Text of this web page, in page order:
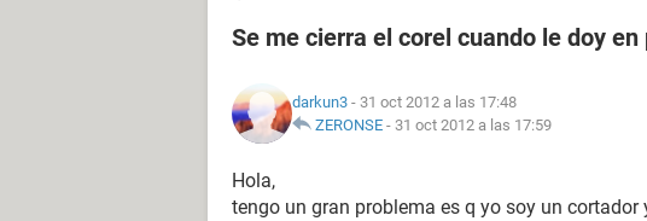
Se me cierra el corel cuando le doy
darkun3 - 31 oct 2012 a las 17:48
ZERONSE - 31 oct 2012 a las 17:59
Hola,
tengo un gran problema es q yo soy un